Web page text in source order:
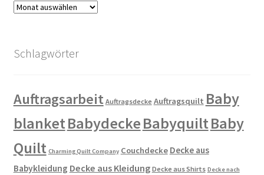
Archiv
Schlagwörter
Auftragsarbeit Auftragsdecke Auftragsquilt Baby
blanketBabydeckeBabyquiltBaby
Quilt Charming Quilt Company Couchdecke Decke aus
Babykleidung Decke aus Kleidung Decke aus Shirts Decke nach